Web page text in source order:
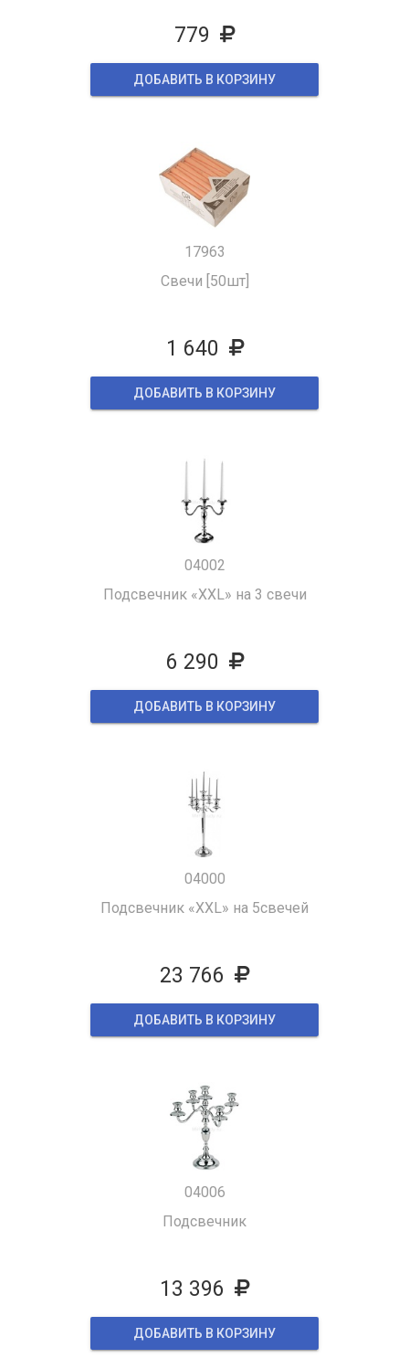
779
ДОБАВИТЬ В КОРЗИНУ
17963
Свечи [50шт]
1 640
ДОБАВИТЬ В КОРЗИНУ
04002
Подсвечник «XXL» на 3 свечи
6 290
ДОБАВИТЬ В КОРЗИНУ
04000
Подсвечник «XXL» на 5свечей
23 766
ДОБАВИТЬ В КОРЗИНУ
04006
Подсвечник
13 396
ДОБАВИТЬ В КОРЗИНУ